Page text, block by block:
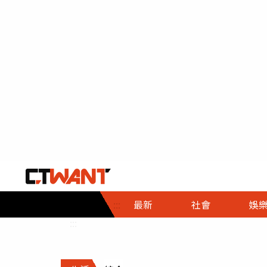
::: 最新 社會
社會首頁
時事
調查
娛樂
娛樂首頁
即時
財經首頁
熱線
政